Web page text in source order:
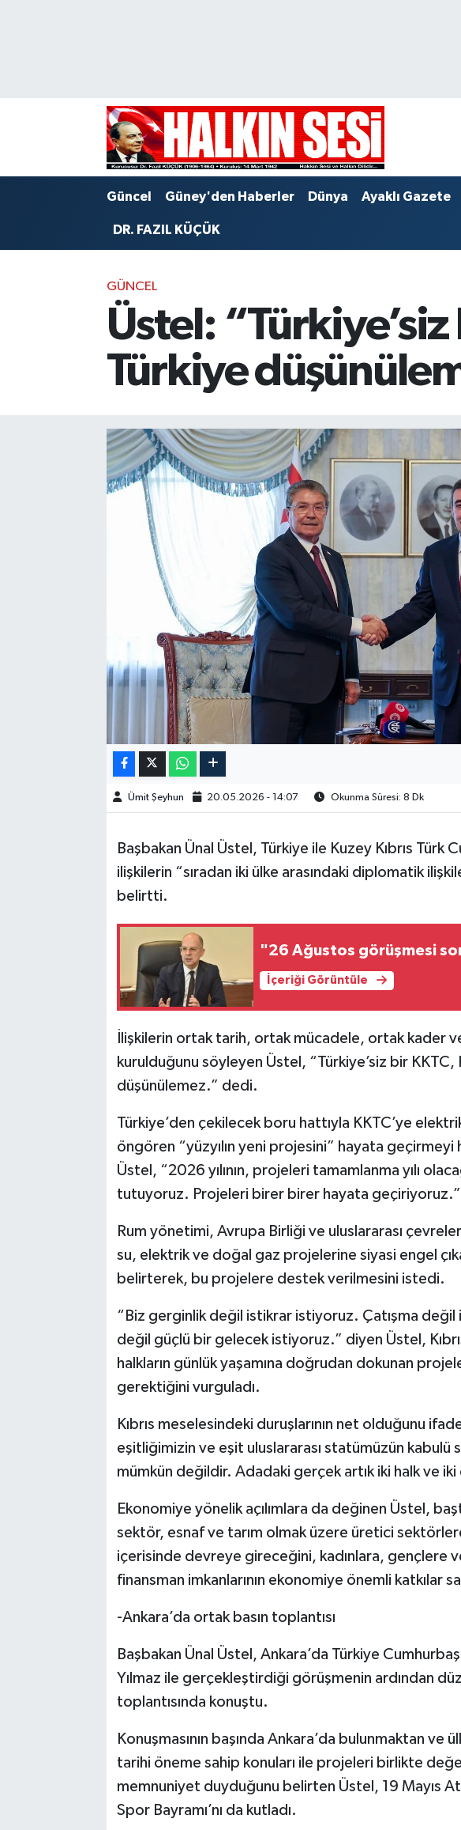
Güncel Güney'den Haberler Dünya Ayaklı Gazete
DR. FAZIL KÜÇÜK
GÜNCEL
Üstel: “Türkiye’siz
Türkiye
Ümit Şeyhun 20.05.2026 - 14:07 Okunma Süresi: 8 Dk
Başbakan Ünal Üstel , Türkiye ile Kuzey Kıbrıs Türk
ilişkilerin “sıradan iki ülke arasındaki diplomatik
belirtti.
"26 Ağustos görüşmesi
İçeriği Görüntüle
İlişkilerin ortak tarih, ortak mücadele, ortak kader
kurulduğunu söyleyen Üstel, “Türkiye’siz bir KKTC,
düşünülemez.” dedi.
Türkiye’den çekilecek boru hattıyla KKTC’ye
öngören “yüzyılın yeni projesini” hayata
Üstel, “2026 yılının, projeleri tamamlanma yılı
tutuyoruz. Projeleri birer birer hayata
Rum yönetimi, Avrupa Birliği ve uluslararası
su, elektrik ve doğal gaz projelerine siyasi engel
belirterek, bu projelere destek verilmesini istedi.
“Biz gerginlik değil istikrar istiyoruz. Çatışma
değil güçlü bir gelecek istiyoruz.” diyen Üstel,
halkların günlük yaşamına doğrudan dokunan
gerektiğini vurguladı.
Kıbrıs meselesindeki duruşlarının net olduğunu
eşitliğimizin ve eşit uluslararası statümüzün kabulü
mümkün değildir. Adadaki gerçek artık iki halk ve
Ekonomiye yönelik açılımlara da değinen Üstel,
sektör, esnaf ve tarım olmak üzere üretici
içerisinde devreye gireceğini, kadınlara, gençlere
finansman imkanlarının ekonomiye önemli katkılar
-Ankara’da ortak basın toplantısı
Başbakan Ünal Üstel , Ankara’da Türkiye
Yılmaz ile gerçekleştirdiği görüşmenin ardından
toplantısında konuştu.
Konuşmasının başında Ankara’da bulunmaktan ve
tarihi öneme sahip konuları ile projeleri birlikte
memnuniyet duyduğunu belirten Üstel, 19 Mayıs
Spor Bayramı’nı da kutladı.
Trafik Durumu
Puan Durumu ve Fikstür
Haber Arşivi